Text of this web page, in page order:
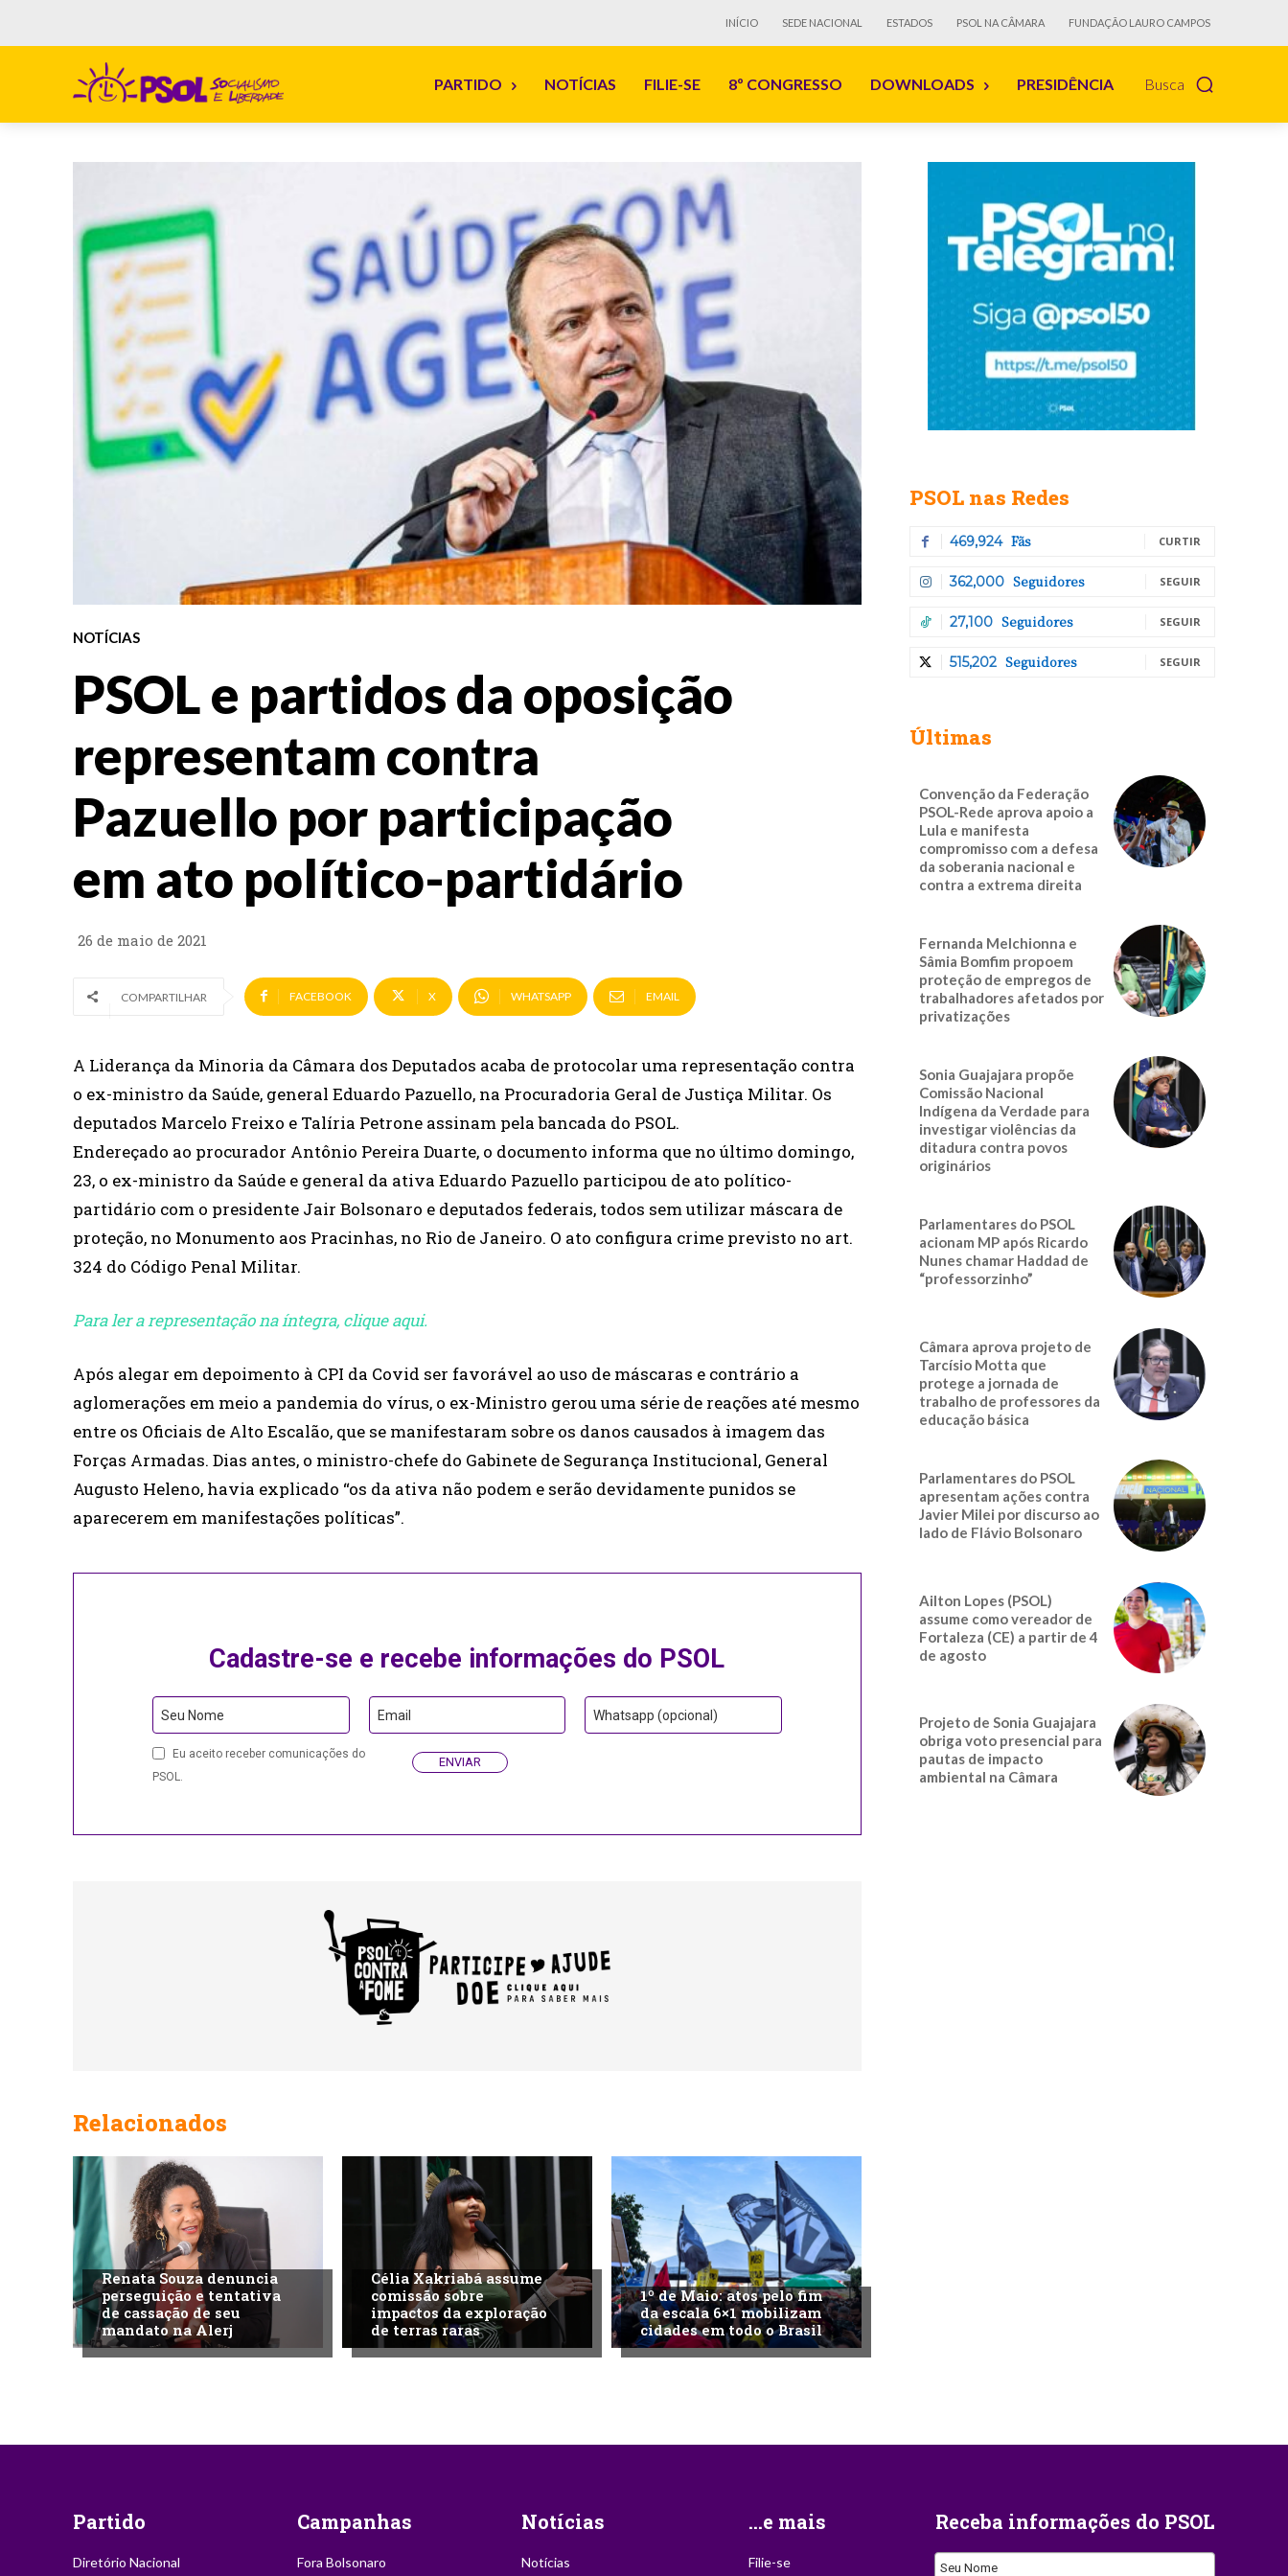
INÍCIO SEDE NACIONAL ESTADOS PSOL NA CÂMARA FUNDAÇÃO LAURO CAMPOS
Busca
PARTIDO NOTÍCIAS FILIE-SE 8º CONGRESSO DOWNLOADS PRESIDÊNCIA
NOTÍCIAS
PSOL e partidos da oposição
representam contra
Pazuello por participação
em ato político-partidário
26 de maio de 2021
COMPARTILHAR FACEBOOK X WHATSAPP EMAIL
A Liderança da Minoria da Câmara dos Deputados acaba de protocolar uma representação contra
o ex-ministro da Saúde, general Eduardo Pazuello, na Procuradoria Geral de Justiça Militar. Os
deputados Marcelo Freixo e Talíria Petrone assinam pela bancada do PSOL.
Endereçado ao procurador Antônio Pereira Duarte, o documento informa que no último domingo,
23, o ex-ministro da Saúde e general da ativa Eduardo Pazuello participou de ato político-
partidário com o presidente Jair Bolsonaro e deputados federais, todos sem utilizar máscara de
proteção, no Monumento aos Pracinhas, no Rio de Janeiro. O ato configura crime previsto no art.
324 do Código Penal Militar.
Para ler a representação na íntegra, clique aqui.
Após alegar em depoimento à CPI da Covid ser favorável ao uso de máscaras e contrário a
aglomerações em meio a pandemia do vírus, o ex-Ministro gerou uma série de reações até mesmo
entre os Oficiais de Alto Escalão, que se manifestaram sobre os danos causados à imagem das
Forças Armadas. Dias antes, o ministro-chefe do Gabinete de Segurança Institucional, General
Augusto Heleno, havia explicado “os da ativa não podem e serão devidamente punidos se
aparecerem em manifestações políticas”.
Cadastre-se e recebe informações do PSOL
Website
URL
Seu Nome Email Whatsapp (opcional)
Eu aceito receber comunicações do
PSOL.
ENVIAR
Relacionados
Renata Souza denuncia
perseguição e tentativa
de cassação de seu
mandato na Alerj
Célia Xakriabá assume
comissão sobre
impactos da exploração
de terras raras
1º de Maio: atos pelo fim
da escala 6×1 mobilizam
cidades em todo o Brasil
PSOL nas Redes
469,924 Fãs CURTIR
362,000 Seguidores SEGUIR
27,100 Seguidores SEGUIR
515,202 Seguidores SEGUIR
Últimas
Convenção da Federação
PSOL-Rede aprova apoio a
Lula e manifesta
compromisso com a defesa
da soberania nacional e
contra a extrema direita
Fernanda Melchionna e
Sâmia Bomfim propoem
proteção de empregos de
trabalhadores afetados por
privatizações
Sonia Guajajara propõe
Comissão Nacional
Indígena da Verdade para
investigar violências da
ditadura contra povos
originários
Parlamentares do PSOL
acionam MP após Ricardo
Nunes chamar Haddad de
“professorzinho”
Câmara aprova projeto de
Tarcísio Motta que
protege a jornada de
trabalho de professores da
educação básica
Parlamentares do PSOL
apresentam ações contra
Javier Milei por discurso ao
lado de Flávio Bolsonaro
Ailton Lopes (PSOL)
assume como vereador de
Fortaleza (CE) a partir de 4
de agosto
Projeto de Sonia Guajajara
obriga voto presencial para
pautas de impacto
ambiental na Câmara
Partido
Diretório Nacional
Campanhas
Fora Bolsonaro
Notícias
Notícias
...e mais
Filie-se
Receba informações do PSOL
Seu Nome